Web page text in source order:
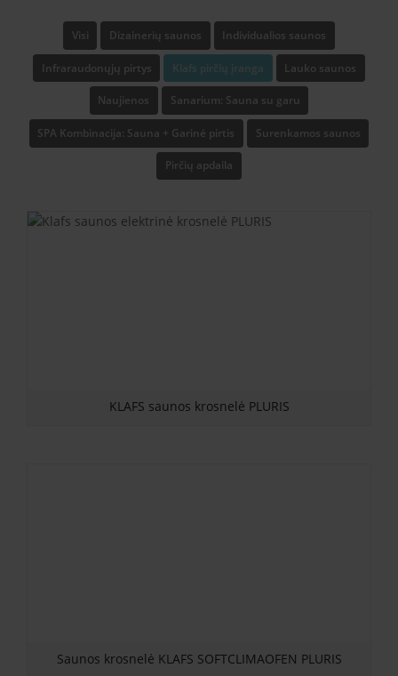
Visi Dizainerių saunos Individualios saunos
Infraraudonųjų pirtys Klafs pirčių įranga Lauko saunos
Naujienos Sanarium: Sauna su garu
SPA Kombinacija: Sauna + Garinė pirtis Surenkamos saunos
Pirčių apdaila
KLAFS saunos krosnelė PLURIS
Saunos krosnelė KLAFS SOFTCLIMAOFEN PLURIS